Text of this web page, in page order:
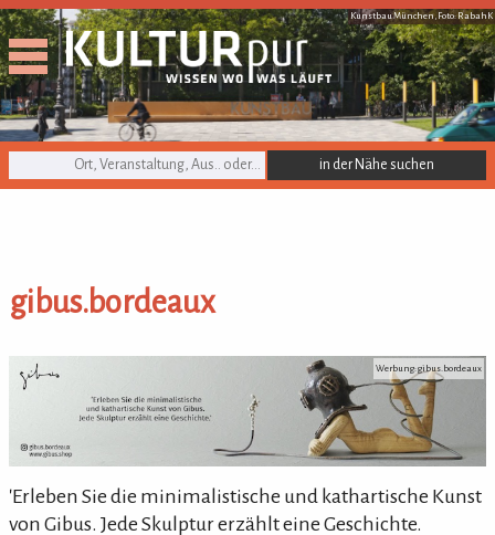
Kunstbau München, Foto: RabahK
KULTURpur Suche
gibus.bordeaux
gibus.bordeaux Werbung: gibus.bordeaux
'Erleben Sie die minimalistische und kathartische Kunst
von Gibus. Jede Skulptur erzählt eine Geschichte.